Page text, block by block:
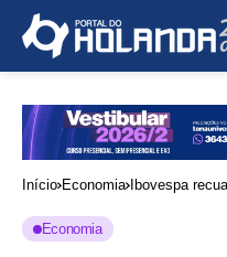
Início Economia
Ibovespa
Economia